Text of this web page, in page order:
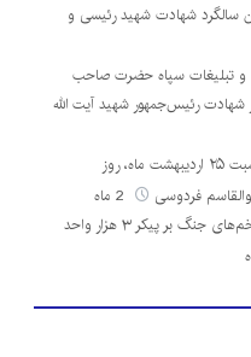
سالگرد شهادت شهید رئیسی و
و تبلیغات سپاه حضرت صاحب
شهادت رئیس‌جمهور شهید آیت الله
پیام آیت الله سیّدمجتبی خامنه‌ای به مناسبت ۲۵ اردیبهشت ماه، روز
فردوسی
از سنگر دفاع تا میدان سازندگی؛ ترمیم زخم‌های جنگ بر پیکر ۳ هزار واحد